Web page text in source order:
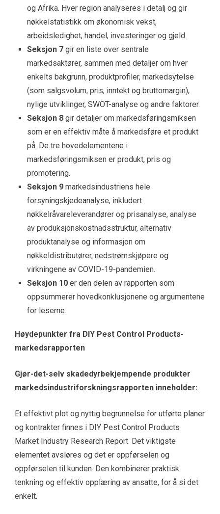
og Afrika. Hver region analyseres i detalj og gir
nøkkelstatistikk om økonomisk vekst,
arbeidsledighet, handel, investeringer og gjeld.
Seksjon 7 gir en liste over sentrale
markedsaktører, sammen med detaljer om hver
enkelts bakgrunn, produktprofiler, markedsytelse
(som salgsvolum, pris, inntekt og bruttomargin),
nylige utviklinger, SWOT-analyse og andre faktorer.
Seksjon 8 gir detaljer om markedsføringsmiksen
som er en effektiv måte å markedsføre et produkt
på. De tre hovedelementene i
markedsføringsmiksen er produkt, pris og
promotering.
Seksjon 9 markedsindustriens hele
forsyningskjedeanalyse, inkludert
nøkkelråvareleverandører og prisanalyse, analyse
av produksjonskostnadsstruktur, alternativ
produktanalyse og informasjon om
nøkkeldistributører, nedstrømskjøpere og
virkningene av COVID-19-pandemien.
Seksjon 10 er den delen av rapporten som
oppsummerer hovedkonklusjonene og argumentene
for leserne.
Høydepunkter fra DIY Pest Control Products-
markedsrapporten
Gjør-det-selv skadedyrbekjempende produkter
markedsindustriforskningsrapporten inneholder:
Et effektivt plot og nyttig begrunnelse for utførte planer
og kontrakter finnes i DIY Pest Control Products
Market Industry Research Report. Det viktigste
elementet avsløres og det er oppførselen og
oppførselen til kunden. Den kombinerer praktisk
tenkning og effektiv opplæring av ansatte, for å si det
enkelt.